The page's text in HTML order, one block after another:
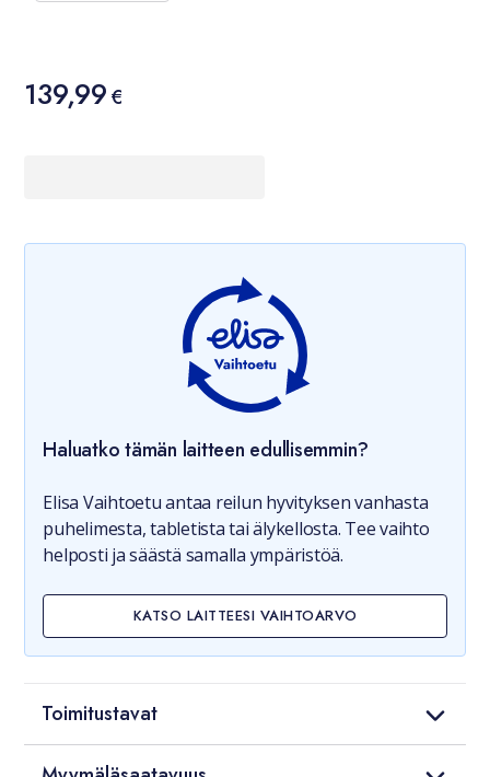
Hinta
139,99 €
139,99€
Haluatko tämän laitteen edullisemmin?
Elisa Vaihtoetu antaa reilun hyvityksen vanhasta
puhelimesta, tabletista tai älykellosta. Tee vaihto
helposti ja säästä samalla ympäristöä.
KATSO LAITTEESI VAIHTOARVO
Toimitustavat